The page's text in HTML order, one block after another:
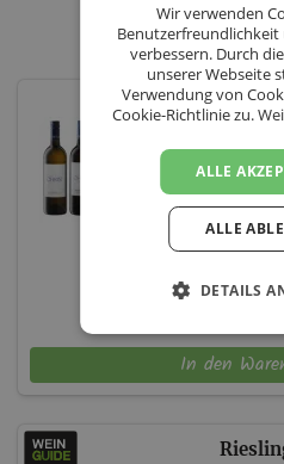
Weingut
In den
Wir verwenden
Benutzerfreundlichkeit
verbessern. Durch
unserer Webseite
Verwendung von
Cookie-Richtlinie zu.
ALLE
ALLE
DETAILS